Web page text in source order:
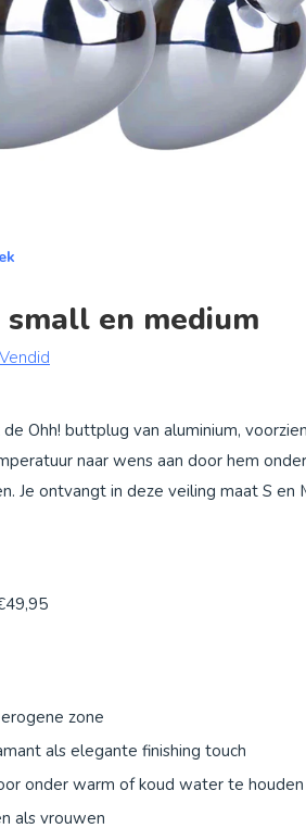
en medium
Vendid
Ohh! buttplug van aluminium,
naar wens aan door hem
Je ontvangt in deze veiling maat S en
zone
als elegante finishing touch
onder warm of koud water te houden
als vrouwen